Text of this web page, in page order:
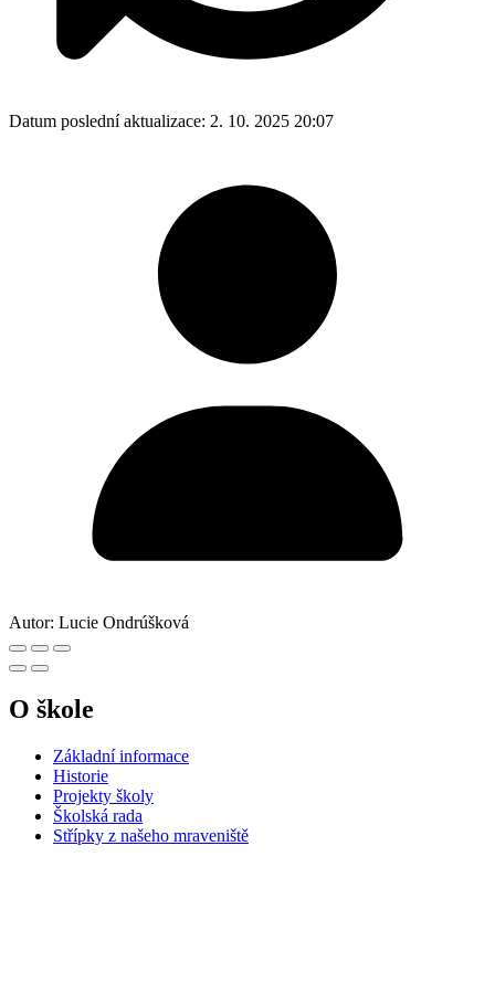
Datum poslední aktualizace: 2. 10. 2025 20:07
Autor: Lucie Ondrúšková
O škole
Základní informace
Historie
Projekty školy
Školská rada
Střípky z našeho mraveniště